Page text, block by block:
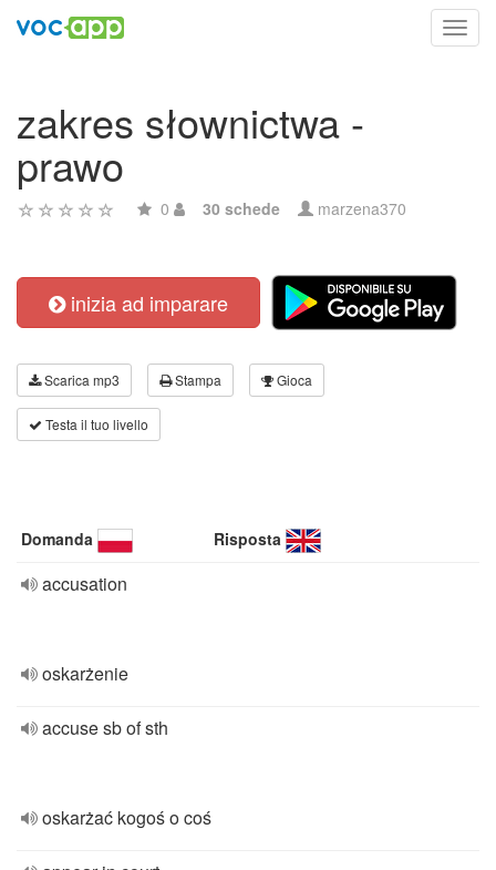
zakres słownictwa -
prawo
0 30 schede marzena370
inizia ad imparare
Scarica mp3 Stampa Gioca
Testa il tuo livello
Domanda Risposta
accusation
oskarżenie
accuse sb of sth
oskarżać kogoś o coś